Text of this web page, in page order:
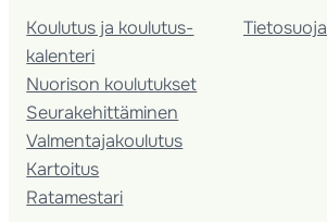
Koulutus ja koulutus­
kalenteri
Nuorison koulutukset
Seura­kehittäminen
Valmentaja­koulutus
Kartoitus
Ratamestari
Tietosuoja